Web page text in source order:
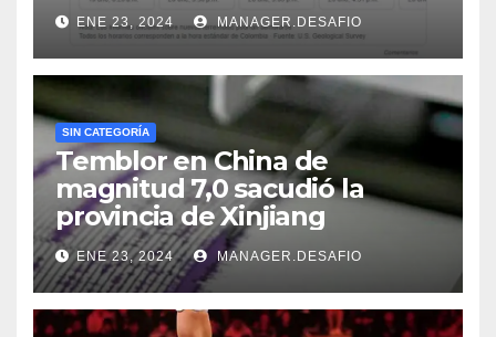
ENE 23, 2024 MANAGER.DESAFIO
SIN CATEGORÍA
Temblor en China de
magnitud 7,0 sacudió la
provincia de Xinjiang
ENE 23, 2024 MANAGER.DESAFIO